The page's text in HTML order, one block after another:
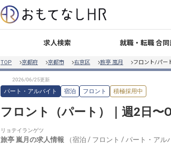
求人検索 就職・転職 合
TOP 京都府 京都市 右京区 旅亭 嵐月 フロント/パー
パート・アルバイト 宿泊 フロント 積極採用中
フロント（パート）｜週2日〜
リョテイランゲツ
旅亭 嵐月 の求人情報 （宿泊 / フロント / パート・アル